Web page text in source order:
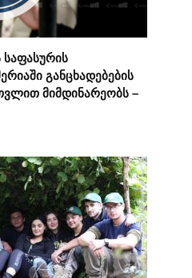
განცხადებების
მიმდინარეობს –